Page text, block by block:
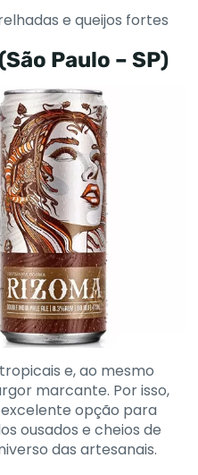
e queijos fortes
Paulo – SP)
e, ao mesmo
marcante. Por isso,
opção para
ousados e cheios de
das artesanais.